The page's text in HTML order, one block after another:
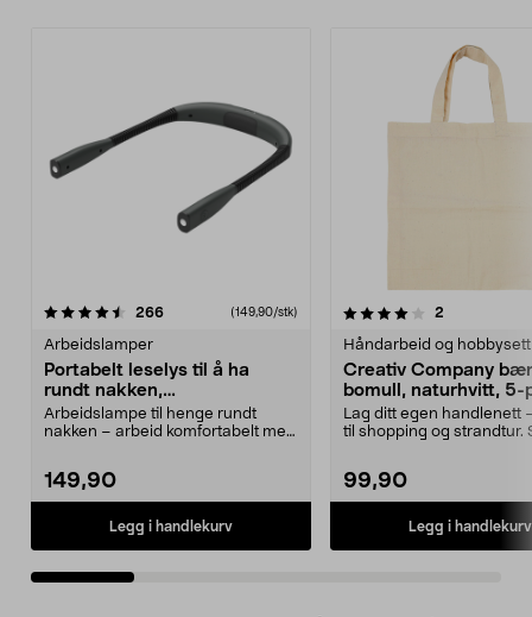
266anmeldelser(149,90/stk)
Arbeidslamper
Portabelt leselys til å ha
rundt nakken,
håndarbeidslampe
Arbeidslampe til henge rundt
nakken – arbeid komfortabelt med
149,90
Legg i handlekurv
4.0 av 5 stjerner 2
Håndarbeid og hobbysett
Creativ Company
bomull, naturhvitt, 5-
Lag ditt egen handlenett
til shopping og strandtur.
99,90
Legg i handlekurv
5.0 av 5 stjerner